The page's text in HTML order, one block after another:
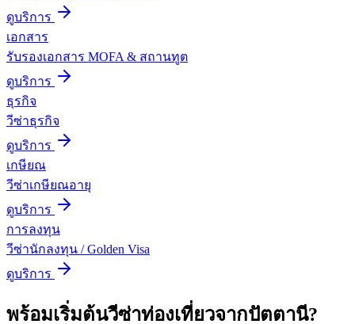
ดูบริการ
เอกสาร
รับรองเอกสาร MOFA & สถานทูต
ดูบริการ
ธุรกิจ
วีซ่าธุรกิจ
ดูบริการ
เกษียณ
วีซ่าเกษียณอายุ
ดูบริการ
การลงทุน
วีซ่านักลงทุน / Golden Visa
ดูบริการ
พร้อมเริ่มต้นวีซ่าท่องเที่ยวจากปัตตานี?